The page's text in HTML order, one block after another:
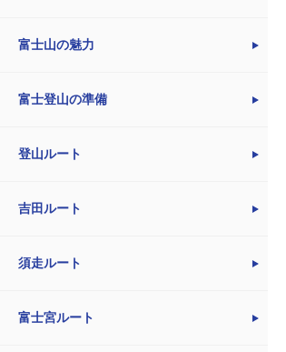
富士山の魅力
富士登山の準備
登山ルート
吉田ルート
須走ルート
富士宮ルート